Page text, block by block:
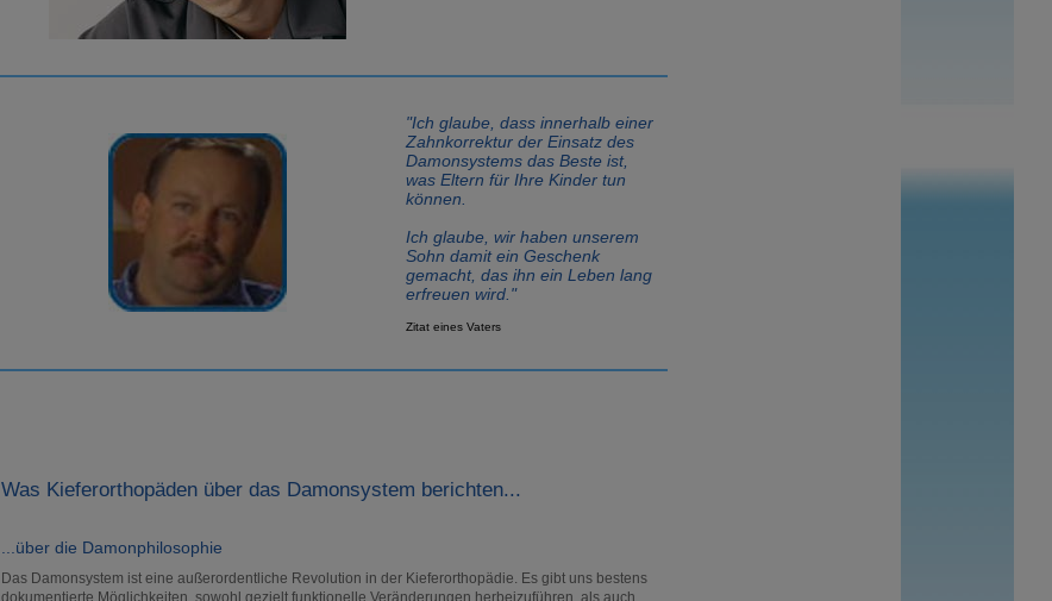
"Ich glaube, dass innerhalb einer
Zahnkorrektur der Einsatz des
Damonsystems das Beste ist,
was Eltern für Ihre Kinder tun
können.
Ich glaube, wir haben unserem
Sohn damit ein Geschenk
gemacht, das ihn ein Leben lang
erfreuen wird."
Zitat eines Vaters
Was Kieferorthopäden über das Damonsystem berichten...
...über die Damonphilosophie
Das Damonsystem ist eine außerordentliche Revolution in der Kieferorthopädie. Es gibt uns bestens
dokumentierte Möglichkeiten, sowohl gezielt funktionelle Veränderungen herbeizuführen, als auch